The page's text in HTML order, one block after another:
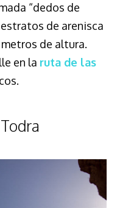
“dedos de
de arenisca
de altura.
en la ruta de las